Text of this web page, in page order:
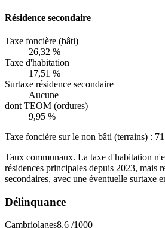
Résidence secondaire
Taxe foncière (bâti)
26,32 %
Taxe d'habitation
17,51 %
Surtaxe résidence secondaire
Aucune
dont TEOM (ordures)
9,95 %
Taxe foncière sur le non bâti (terrains) :
Taux communaux. La taxe d'habitation
résidences principales depuis 2023, mais
secondaires, avec une éventuelle surtaxe
Délinquance
Cambriolages8,6 /1000